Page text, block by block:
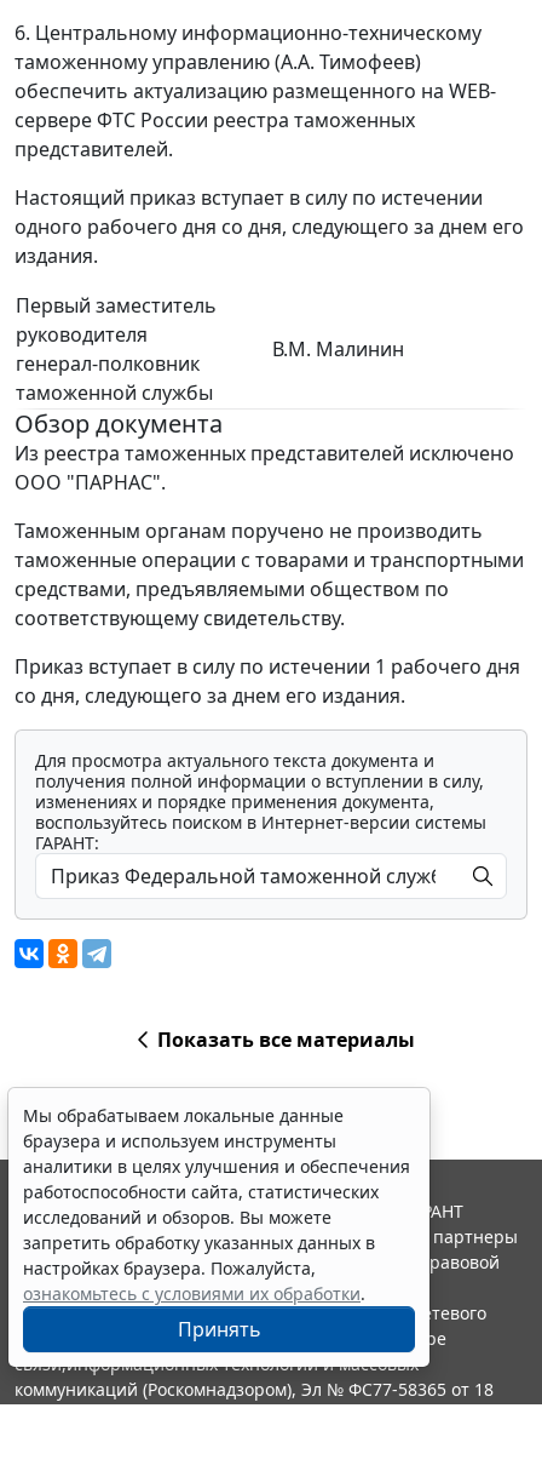
6. Центральному информационно-техническому
таможенному управлению (А.А. Тимофеев)
обеспечить актуализацию размещенного на WEB-
сервере ФТС России реестра таможенных
представителей.
Настоящий приказ вступает в силу по истечении
одного рабочего дня со дня, следующего за днем его
издания.
Первый заместитель
руководителя
генерал-полковник
таможенной службы
В.М. Малинин
Обзор документа
Из реестра таможенных представителей исключено
ООО "ПАРНАС".
Таможенным органам поручено не производить
таможенные операции с товарами и транспортными
средствами, предъявляемыми обществом по
соответствующему свидетельству.
Приказ вступает в силу по истечении 1 рабочего дня
со дня, следующего за днем его издания.
Для просмотра актуального текста документа и
получения полной информации о вступлении в силу,
изменениях и порядке применения документа,
воспользуйтесь поиском в Интернет-версии системы
ГАРАНТ:
Показать все материалы
Мы обрабатываем локальные данные
браузера и используем инструменты
аналитики в целях улучшения и обеспечения
работоспособности сайта, статистических
исследований и обзоров. Вы можете
запретить обработку указанных данных в
настройках браузера. Пожалуйста,
ознакомьтесь с условиями их обработки.
Принять
© ООО "НПП "ГАРАНТ-СЕРВИС", 2026. Система ГАРАНТ
выпускается с 1990 года. Компания "Гарант" и ее партнеры
являются участниками Российской ассоциации правовой
информации ГАРАНТ.
Портал ГАРАНТ.РУ зарегистрирован в качестве сетевого
издания Федеральной службой по надзору в сфере
связи,информационных технологий и массовых
коммуникаций (Роскомнадзором), Эл № ФС77-58365 от 18